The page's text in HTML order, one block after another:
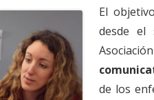
El
desde el
de los